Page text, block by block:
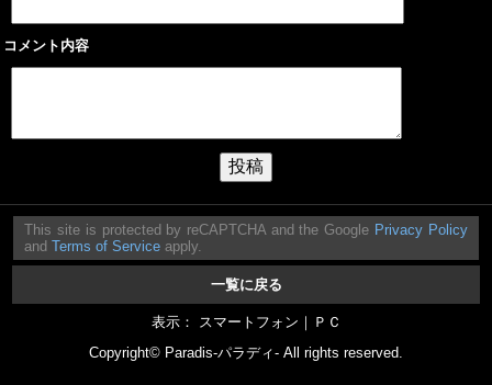
コメント内容
This site is protected by reCAPTCHA and the Google Privacy Policy
andTerms of Service apply.
一覧に戻る
表示： スマートフォン｜ ＰＣ
Copyright© Paradis-パラディ- All rights reserved.